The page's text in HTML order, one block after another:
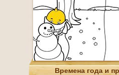
Времена года и